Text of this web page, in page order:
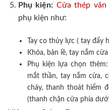
Phụ kiện: Cửa thép vân
phụ kiện như:
Tay co thủy lực ( tay đẩy
Khóa, bản lề, tay nắm cửa
Phụ kiện lựa chọn
mắt thần, tay nắm cửa,
cháy, thanh thoát hiểm
(thanh chặn cửa phía